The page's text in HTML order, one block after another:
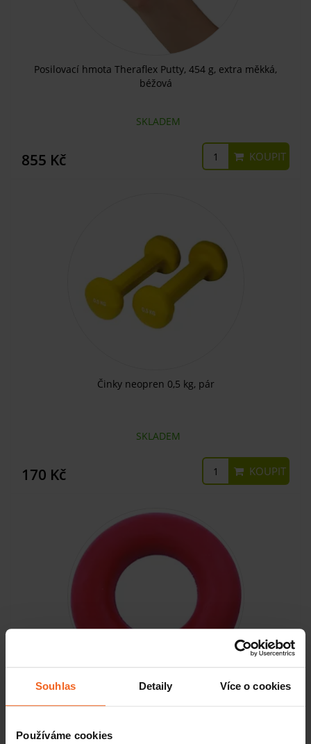
Souhlas Detaily Více o cookies
Používáme cookies
Posilovací hmota Theraflex Putty, 454 g, extra měkká,
béžová
SKLADEM
855 Kč KOUPIT
Činky neopren 0,5 kg, pár
SKLADEM
170 Kč KOUPIT